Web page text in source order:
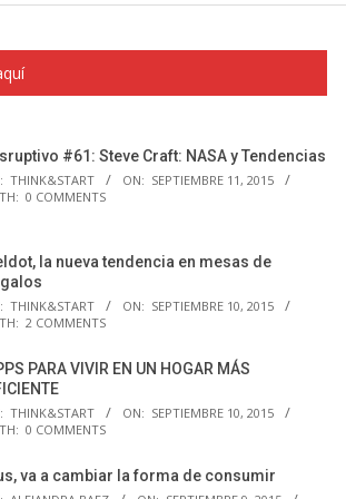
#61: Steve Craft: NASA y Tendencias
THINK&START ON: SEPTIEMBRE 11, 2015
0 COMMENTS
la nueva tendencia en mesas de
THINK&START ON: SEPTIEMBRE 10, 2015
2 COMMENTS
PARA VIVIR EN UN HOGAR MÁS
THINK&START ON: SEPTIEMBRE 10, 2015
0 COMMENTS
va a cambiar la forma de consumir